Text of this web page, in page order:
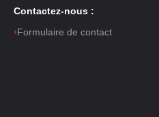
Contactez-nous :
›Formulaire de contact